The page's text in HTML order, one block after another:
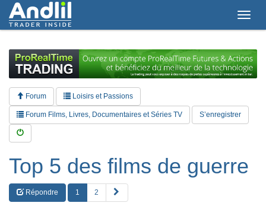
T
g
l
e
n
g
o
n
Forum Loisirs et Passions
Forum Films, Livres, Documentaires et Séries TV S’enregistrer
Top 5 des films de guerre
Répondre 1 2
u